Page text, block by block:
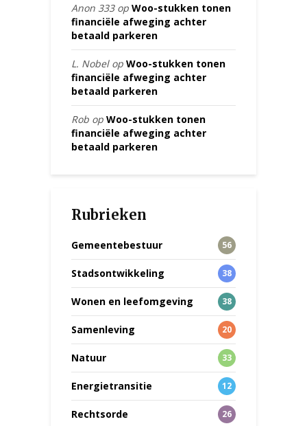
Anon 333op Woo-stukken tonen
financiële afweging achter
betaald parkeren
L. Nobelop Woo-stukken tonen
financiële afweging achter
betaald parkeren
Rob op Woo-stukken tonen
financiële afweging achter
betaald parkeren
Rubrieken
Gemeentebestuur 56
Stadsontwikkeling 38
Wonen en leefomgeving 38
Samenleving 20
Natuur 33
Energietransitie 12
Rechtsorde 26